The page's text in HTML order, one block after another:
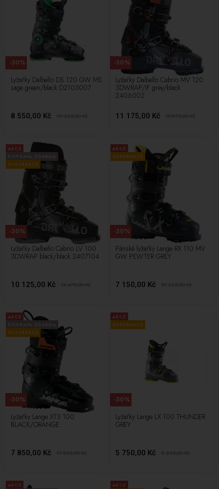
Lyžařky Dalbello DS 120 GW MS
sage green/black D2103007
8 550,00 Kč 12 225,00Kč
-30%
Lyžařky Dalbello Cabrio MV 120
3DWRAP/IF grey/black
2406002
11 175,00 Kč 15 975,00Kč
-30%
AKCE
SUPERAKCE
Lyžařky Dalbello Cabrio LV 100
3DWRAP black/black 2407104
10 125,00 Kč 14 475,00Kč
-30%
AKCE
SUPERAKCE
Pánské lyžařky Lange RX 110 MV
GW PEWTER GREY
7 150,00 Kč 10 225,00Kč
-30%
AKCE
SUPERAKCE
Lyžařky Lange XT3 100
BLACK/ORANGE
7 850,00 Kč 11 225,00Kč
-30%
AKCE
SUPERAKCE
Lyžařky Lange LX 100 THUNDER
GREY
5 750,00 Kč 8 225,00Kč
-30%
AKCE
AKCE